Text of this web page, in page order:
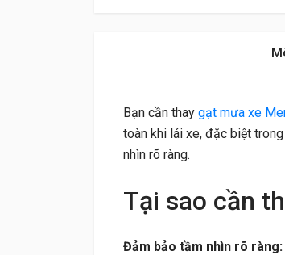
Bạn cần thay gạt mưa xe
toàn khi lái xe, đặc biệt
nhìn rõ ràng.
Tại sao cần
Đảm bảo tầm nhìn rõ ràng: